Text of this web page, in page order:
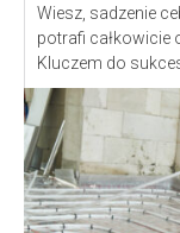
Wiesz, sadzenie
potrafi całkowicie
Kluczem do